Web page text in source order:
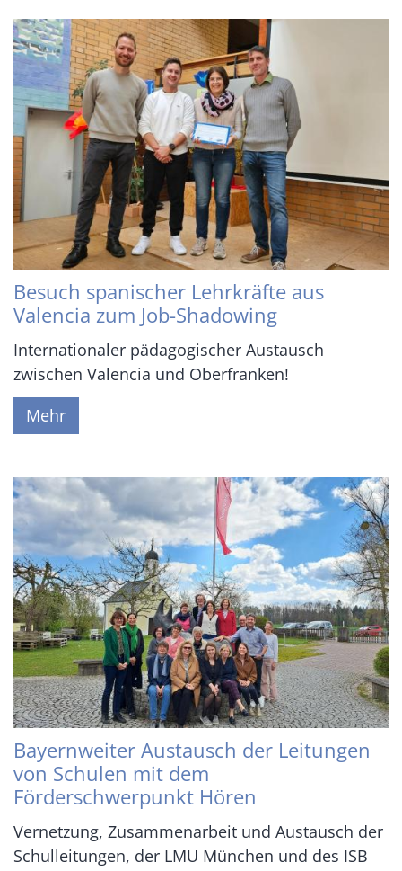
Besuch spanischer Lehrkräfte aus
Valencia zum Job-Shadowing
Internationaler pädagogischer Austausch
zwischen Valencia und Oberfranken!
Mehr
Bayernweiter Austausch der Leitungen
von Schulen mit dem
Förderschwerpunkt Hören
Vernetzung, Zusammenarbeit und Austausch der
Schulleitungen, der LMU München und des ISB